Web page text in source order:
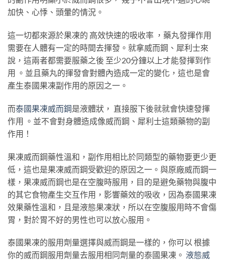
加快、心悸、頭暈的情況。
這一切都來源於果凍的 高效快速的吸收率 ，藥丸發揮作用
需要在人體有一定的時間去揮發。就拿威而鋼、犀利士來
說，這兩者都需要服藥之後 至少20分鐘以上才能發揮到作
用 。並且藥丸的揮發會對體內造成一定的變化，這也是會
產生泰國果凍副作用的原因之一。
而泰國果凍威而鋼是液體狀， 直接服下後就就會快速發揮
作用 。並不會對身體造成像威而鋼、犀利士這類藥物的副
作用！
果凍威而鋼藥性溫和，副作用相比於同類型的藥物要更少更
低，這也是果凍威而鋼受歡迎的原因之一。與原廠威而鋼一
樣，果凍威而鋼也是在空腹時服用，目的是避免藥物與腹中
的其它食物產生交互作用，影響藥效的吸收，因為泰國果凍
效果藥性溫和，且是液態果凍狀，所以在空腹服用時不會傷
胃，對於胃不好的男性也可以放心服用。
泰國果凍的服用劑量選擇與威而鋼是一樣的，你可以 根據
你的威而鋼服用劑量去服用相同劑量的泰國果凍。 液態威